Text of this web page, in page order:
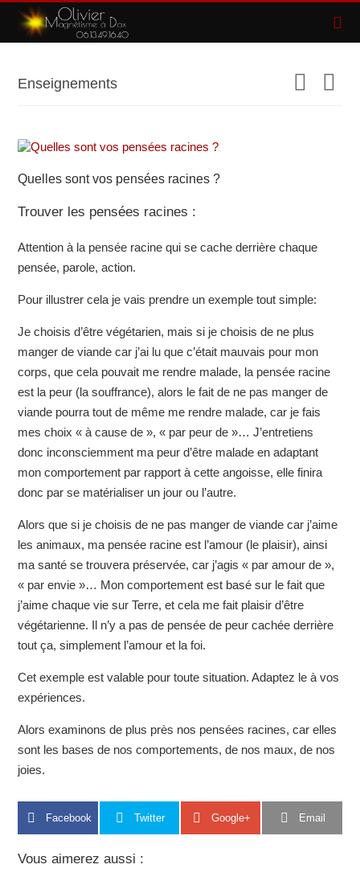
Enseignements
Quelles sont vos pensées racines ?
Trouver les pensées racines :
Attention à la pensée racine qui se cache derrière chaque
pensée, parole, action.
Pour illustrer cela je vais prendre un exemple tout simple:
Je choisis d’être végétarien, mais si je choisis de ne plus
manger de viande car j’ai lu que c’était mauvais pour mon
corps, que cela pouvait me rendre malade, la pensée racine
est la peur (la souffrance), alors le fait de ne pas manger de
viande pourra tout de même me rendre malade, car je fais
mes choix « à cause de », « par peur de »… J’entretiens
donc inconsciemment ma peur d’être malade en adaptant
mon comportement par rapport à cette angoisse, elle finira
donc par se matérialiser un jour ou l’autre.
Alors que si je choisis de ne pas manger de viande car j’aime
les animaux, ma pensée racine est l’amour (le plaisir), ainsi
ma santé se trouvera préservée, car j’agis « par amour de »,
« par envie »… Mon comportement est basé sur le fait que
j’aime chaque vie sur Terre, et cela me fait plaisir d’être
végétarienne. Il n’y a pas de pensée de peur cachée derrière
tout ça, simplement l’amour et la foi.
Cet exemple est valable pour toute situation. Adaptez le à vos
expériences.
Alors examinons de plus près nos pensées racines, car elles
sont les bases de nos comportements, de nos maux, de nos
joies.
Facebook Twitter Google+ Email
Vous aimerez aussi :